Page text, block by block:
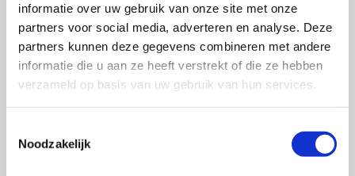
informatie over uw gebruik van onze site met onze
partners voor social media, adverteren en analyse. Deze
partners kunnen deze gegevens combineren met andere
informatie die u aan ze heeft verstrekt of die ze hebben
verzameld op basis van uw gebruik van hun services.
Noodzakelijk
Er kan worden geconcludeerd dat het tonen van een
factcheck ervoor zorgt dat men het nepnieuwsbericht
als minder geloofwaardig ervaart. Dus factchecks zijn
effectief in het verminderen van de geloofwaardighed
effect gevonden van het type factchecker. Of de